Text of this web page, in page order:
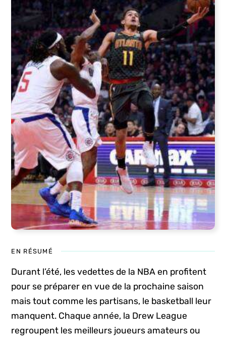
EN RÉSUMÉ
Durant l’été, les vedettes de la NBA en profitent
pour se préparer en vue de la prochaine saison
mais tout comme les partisans, le basketball leur
manquent. Chaque année, la Drew League
regroupent les meilleurs joueurs amateurs ou